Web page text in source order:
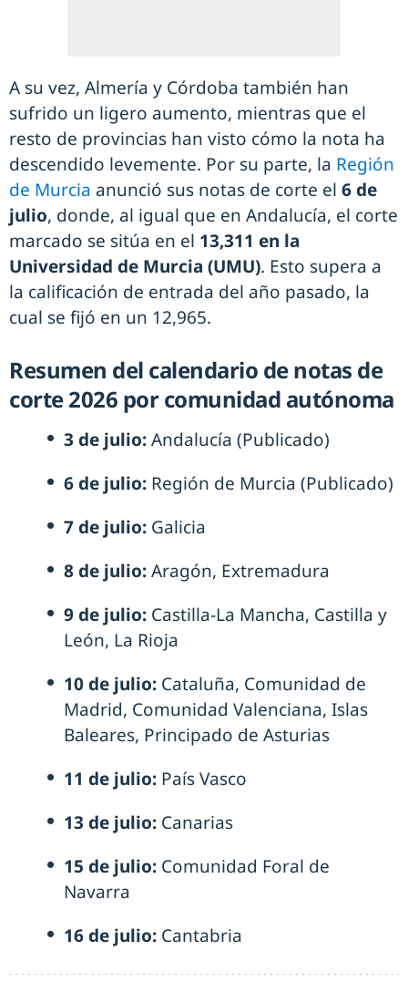
A su vez, Almería y Córdoba también han
sufrido un ligero aumento, mientras que el
resto de provincias han visto cómo la nota ha
descendido levemente. Por su parte, la Región
de Murcia anunció sus notas de corte el 6 de
julio, donde, al igual que en Andalucía, el corte
marcado se sitúa en el 13,311 en la
Universidad de Murcia (UMU). Esto supera a
la calificación de entrada del año pasado, la
cual se fijó en un 12,965.
Resumen del calendario de notas de
corte 2026 por comunidad autónoma
3 de julio:Andalucía (Publicado)
6 de julio: Región de Murcia (Publicado)
7 de julio: Galicia
8 de julio:Aragón, Extremadura
9 de julio: Castilla-La Mancha, Castilla y
León, La Rioja
10 de julio: Cataluña, Comunidad de
Madrid, Comunidad Valenciana, Islas
Baleares, Principado de Asturias
11 de julio: País Vasco
13 de julio: Canarias
15 de julio: Comunidad Foral de
Navarra
16 de julio: Cantabria